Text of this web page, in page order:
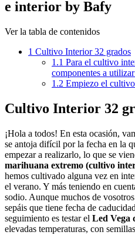
e interior by Bafy
Ver la tabla de contenidos
1 Cultivo Interior 32 grados
1.1 Para el cultivo
componentes a
1.2 Empiezo el
Cultivo Interior 32
¡Hola a todos! En esta ocasión,
se antoja difícil por la fecha en la
empezar a realizarlo, lo que se
marihuana extremo (cultivo
hemos cultivado alguna vez en
el verano. Y más teniendo en
sodio. Aunque muchos de
sepáis que tiene fecha de
seguimiento es testar el Led Vega
elevadas temperaturas, con